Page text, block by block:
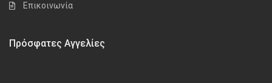
Επικοινωνία
Πρόσφατες Αγγελίες